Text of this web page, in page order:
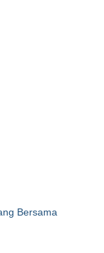
Bersama